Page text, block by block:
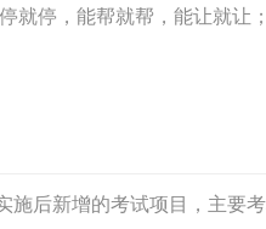
就停，能帮就帮，能让就让
坡不要挂空挡，空挡不容易
施后新增的考试项目，主要